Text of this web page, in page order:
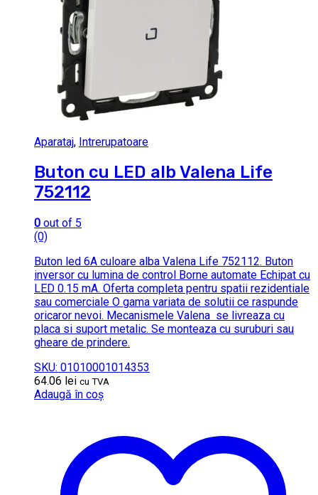
Aparataj, Intrerupatoare
Buton cu LED alb Valena Life
752112
0 out of 5
(0)
Buton led 6A culoare alba Valena Life 752112. Buton
inversor cu lumina de control Borne automate Echipat cu
LED 0.15 mA. Oferta completa pentru spatii rezidentiale
sau comerciale O gama variata de solutii ce raspunde
oricaror nevoi. Mecanismele Valena se livreaza cu
placa si suport metalic. Se monteaza cu suruburi sau
gheare de prindere.
SKU: 01010001014353
64.06 lei cu TVA
Adaugă în coș